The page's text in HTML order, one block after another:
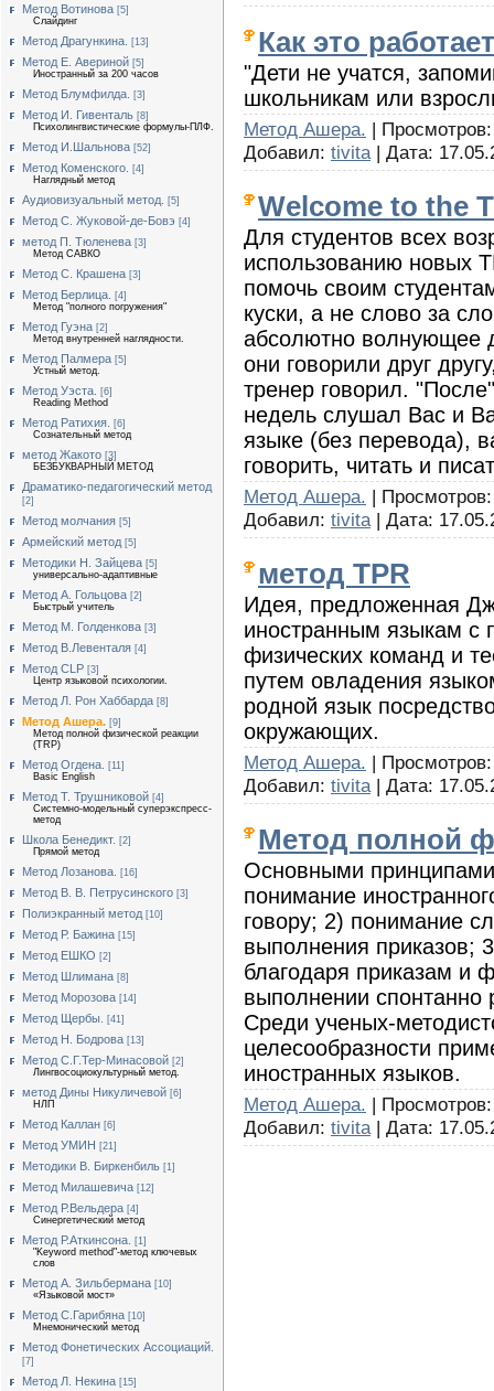
Метод Вотинова [5]
Слайдинг
Метод Драгункина. [13]
Метод Е. Авериной [5]
Иностранный за 200 часов
Метод Блумфилда. [3]
Метод И. Гивенталь [8]
Психолингвистические формулы-ПЛФ.
Метод И.Шальнова [52]
Метод Коменского.
[4]
Наглядный метод
Аудиовизуальный метод. [5]
Метод С. Жуковой-де-Бовэ [4]
метод П. Тюленева [3]
Метод САВКО
Метод С. Крашена [3]
Метод Берлица.
[4]
Метод "полного погружения"
Метод Гуэна [2]
Метод внутренней наглядности.
Метод Палмера [5]
Устный метод.
Метод Уэста.
[6]
Reading Method
Метод Ратихия.
[6]
Сознательный метод
метод Жакото [3]
БЕЗБУКВАРНЫЙ МЕТОД
Драматико-педагогический метод
[2]
Метод молчания [5]
Армейский метод [5]
Методики Н. Зайцева [5]
универсально-адаптивные
Метод А. Гольцова [2]
Быстрый учитель
Метод М. Голденкова [3]
Метод В.Левенталя [4]
Метод CLP [3]
Центр языковой психологии.
Метод Л. Рон Хаббарда [8]
Метод Ашера. [9]
Метод полной физической реакции
(TRP)
Метод Огдена.
[11]
Basic English
Метод Т. Трушниковой [4]
Системно-модельный суперэкспресс-
метод
Школа Бенедикт. [2]
Прямой метод
Метод Лозанова. [16]
Метод В. В. Петрусинского [3]
Полиэкранный метод [10]
Метод Р. Бажина [15]
Метод ЕШКО [2]
Метод Шлимана [8]
Метод Морозова [14]
Метод Щербы. [41]
Метод Н. Бодрова [13]
Метод С.Г.Тер-Минасовой [2]
Лингвосоциокультурный метод.
метод Дины Никуличевой [6]
НЛП
Метод Каллан [6]
Метод УМИН [21]
Методики В. Биркенбиль [1]
Метод Милашевича [12]
Метод Р.Вельдера [4]
Синергетический метод
Метод Р.Аткинсона.
[1]
"Keyword method"-метод ключевых
слов
Метод А. Зильбермана [10]
«Языковой мост»
Метод С.Гарибяна [10]
Мнемонический метод
Метод Фонетических Ассоциаций.
[7]
Метод Л. Некина [15]
Как это
"Дети не учатся,
школьникам или
Метод Ашера. |
Добавил: tivita | Дата:
Welcome to the
Для студентов всех
использованию новых
помочь своим
куски, а не слово за
абсолютно волнующее
они говорили друг
тренер говорил.
недель слушал Вас и
языке (без перевода),
говорить, читать и
Метод Ашера. |
Добавил: tivita | Дата:
метод TPR
Идея, предложенная
иностранным языкам
физических команд и
путем овладения
родной язык
окружающих.
Метод Ашера. |
Добавил: tivita | Дата:
Метод полной
Основными
понимание
говору; 2) понимание
выполнения приказов;
благодаря приказам и
выполнении спонтанно
Среди ученых-
целесообразности
иностранных языков.
Метод Ашера. |
Добавил: tivita | Дата: